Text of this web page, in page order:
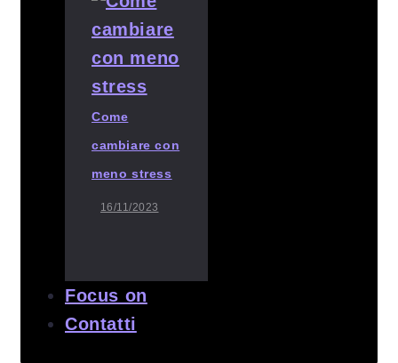
Come
cambiare con
meno stress
16/11/2023
Focus on
Contatti